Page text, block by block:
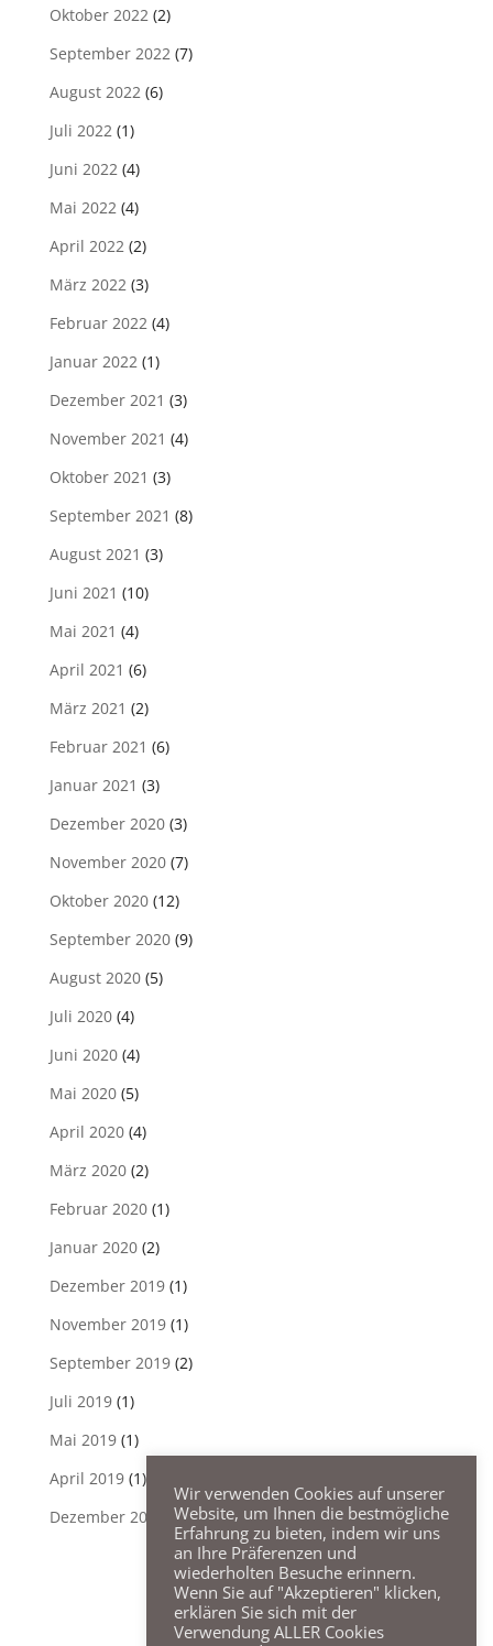
Oktober 2022(2)
September 2022(7)
August 2022(6)
Juli 2022(1)
Juni 2022(4)
Mai 2022(4)
April 2022(2)
März 2022(3)
Februar 2022(4)
Januar 2022(1)
Dezember 2021 (3)
November 2021 (4)
Oktober 2021 (3)
September 2021 (8)
August 2021 (3)
Juni 2021 (10)
Mai 2021 (4)
April 2021 (6)
März 2021 (2)
Februar 2021 (6)
Januar 2021 (3)
Dezember 2020(3)
November 2020(7)
Oktober 2020(12)
September 2020(9)
August 2020(5)
Juli 2020(4)
Juni 2020(4)
Mai 2020(5)
April 2020(4)
März 2020(2)
Februar 2020(1)
Januar 2020(2)
Dezember 2019(1)
November 2019(1)
September 2019(2)
Juli 2019(1)
Mai 2019(1)
April 2019(1)
Dezember 2018
(1)
Wir verwenden Cookies auf unserer
Website, um Ihnen die bestmögliche
Erfahrung zu bieten, indem wir uns
an Ihre Präferenzen und
wiederholten Besuche erinnern.
Wenn Sie auf "Akzeptieren" klicken,
erklären Sie sich mit der
Verwendung ALLER Cookies